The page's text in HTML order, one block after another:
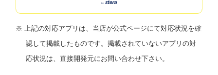
上記の対応アプリは、当店が公式ページにて対応状況を確
認して掲載したものです。掲載されていないアプリの対
応状況は、直接開発元にお問い合わせ下さい。